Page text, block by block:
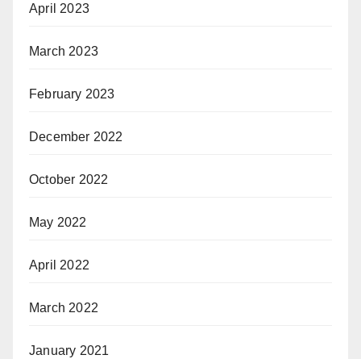
April 2023
March 2023
February 2023
December 2022
October 2022
May 2022
April 2022
March 2022
January 2021